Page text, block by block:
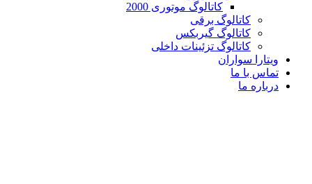
کاتالوگ موتوری 2000
کاتالوگ برقی
کاتالوگ گیربکس
کاتالوگ تزئینات داخلی
ویتارا سواران
تماس با ما
درباره ما